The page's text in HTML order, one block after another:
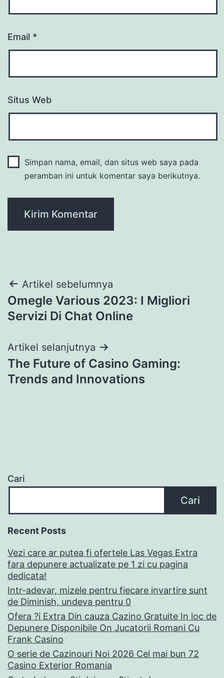
Email *
Situs Web
Simpan nama, email, dan situs web saya pada
peramban ini untuk komentar saya berikutnya.
Navigasi
pos
Artikel sebelumnya
Omegle Various 2023: I Migliori
Servizi Di Chat Online
Artikel selanjutnya
The Future of Casino Gaming:
Trends and Innovations
Cari
Cari
Recent Posts
Vezi care ar putea fi ofertele Las Vegas Extra
fara depunere actualizate pe 1 zi cu pagina
dedicata!
Intr-adevar, mizele pentru fiecare invartire sunt
de Diminish, undeva pentru 0
Ofera ?i Extra Din cauza Cazino Gratuite In loc de
Depunere Disponibile On Jucatorii Romani Cu
Frank Casino
O serie de Cazinouri Noi 2026 Cel mai bun 72
Casino Exterior Romania